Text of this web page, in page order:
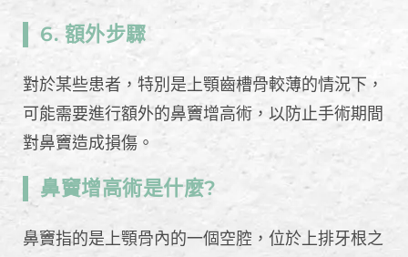
6. 額外步驟
對於某些患者，特別是上顎齒槽骨較薄的情況下，
可能需要進行額外的鼻竇增高術，以防止手術期間
對鼻竇造成損傷。
鼻竇增高術是什麼?
鼻竇指的是上顎骨內的一個空腔，位於上排牙根之